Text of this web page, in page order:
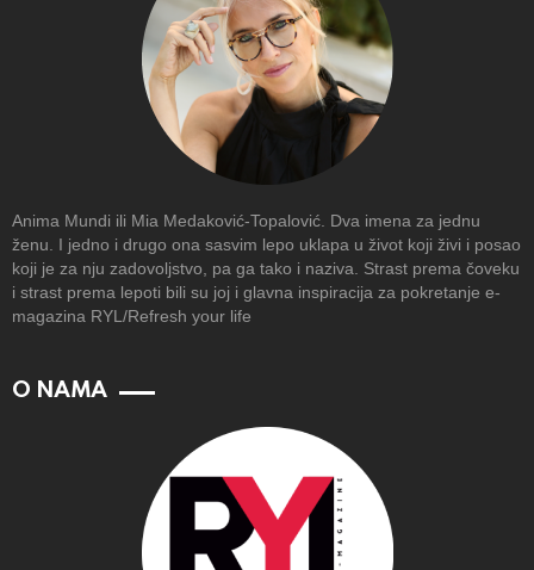
Anima Mundi ili Mia Medaković-Topalović. Dva imena za jednu
ženu. I jedno i drugo ona sasvim lepo uklapa u život koji živi i posao
koji je za nju zadovoljstvo, pa ga tako i naziva. Strast prema čoveku
i strast prema lepoti bili su joj i glavna inspiracija za pokretanje e-
magazina RYL/Refresh your life
O NAMA